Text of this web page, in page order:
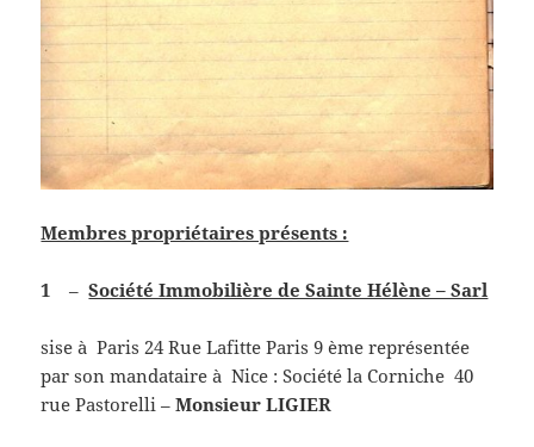
Membres propriétaires présents :
1–Société Immobilière de Sainte Hélène – Sarl
sise à Paris 24 Rue Lafitte Paris 9 ème représentée
par son mandataire à Nice : Société la Corniche 40
rue Pastorelli –Monsieur LIGIER